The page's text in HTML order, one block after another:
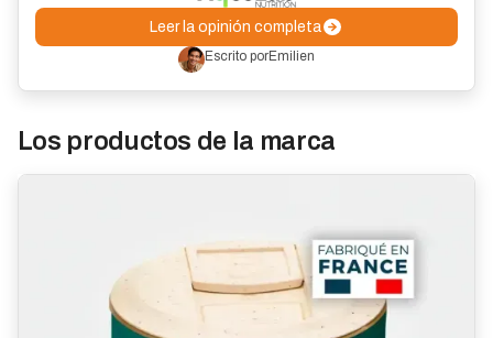
Leer la opinión completa
Escrito porEmilien
Los productos de la marca